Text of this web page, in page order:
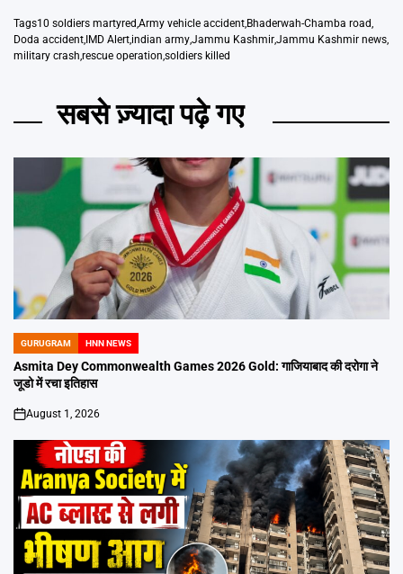
Tags10 soldiers martyred,Army vehicle accident,Bhaderwah-Chamba road,
Doda accident, IMD Alert,indian army,Jammu Kashmir,Jammu Kashmir news,
military crash,rescue operation,soldiers killed
सबसे ज़्यादा पढ़े गए
POSTED
IN
GURUGRAM HNN NEWS
Asmita Dey Commonwealth Games 2026 Gold: गाजियाबाद की दरोगा ने
जूडो में रचा इतिहास
on
August 1, 2026